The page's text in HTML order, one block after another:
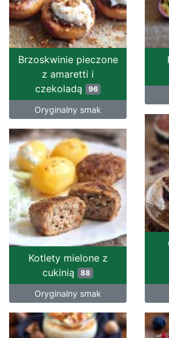
Brzoskwinie pieczone
z amaretti i
czekoladą
96
Oryginalny smak
Kotlety mielone z
cukinią 88
Oryginalny smak